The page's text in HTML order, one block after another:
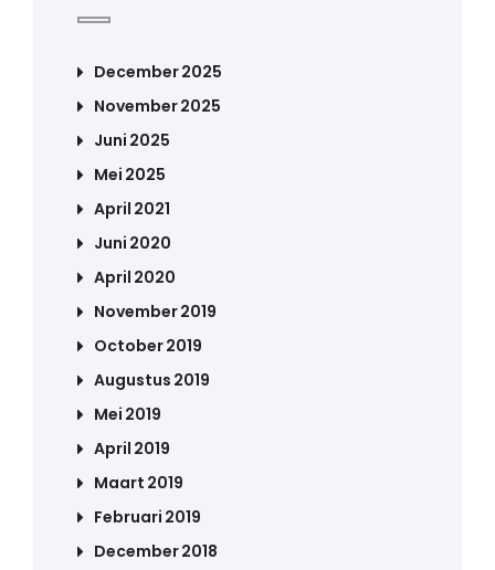
December 2025
November 2025
Juni 2025
Mei 2025
April 2021
Juni 2020
April 2020
November 2019
October 2019
Augustus 2019
Mei 2019
April 2019
Maart 2019
Februari 2019
December 2018